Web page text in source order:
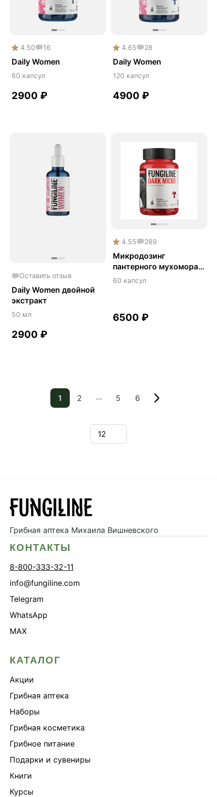
4.50 16
Daily Women
60 капсул
2900 ₽
4.65 28
Daily Women
120 капсул
4900 ₽
Оставить отзыв
Daily Women двойной
экстракт
50 мл
2900 ₽
4.55 289
Микродозинг
пантерного мухомора
DarkMicro
60 капсул
6500 ₽
1 2 … 5 6
Грибная аптека Михаила Вишневского
КОНТАКТЫ
8-800-333-32-11
info@fungiline.com
Telegram
WhatsApp
MAX
КАТАЛОГ
Акции
Грибная аптека
Наборы
Грибная косметика
Грибное питание
Подарки и сувениры
Книги
Курсы